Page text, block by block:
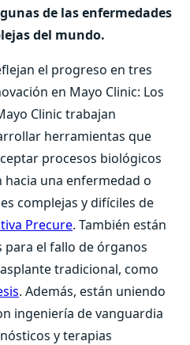
de las enfermedades
del mundo.
el progreso en tres
en Mayo Clinic: Los
Clinic trabajan
herramientas que
procesos biológicos
una enfermedad o
complejas y difíciles de
Precure. También están
para el fallo de órganos
tradicional, como
. Además, están uniendo
ingeniería de vanguardia
y terapias